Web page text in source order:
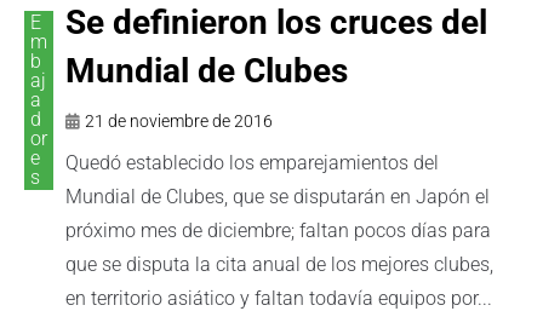
E
m
b
aj
a
d
or
e
s
Se definieron los cruces del
Mundial de Clubes
21 de noviembre de 2016
Quedó establecido los emparejamientos del
Mundial de Clubes, que se disputarán en Japón el
próximo mes de diciembre; faltan pocos días para
que se disputa la cita anual de los mejores clubes,
en territorio asiático y faltan todavía equipos por...